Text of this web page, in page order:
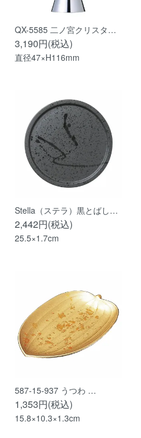
QX-5585 二ノ宮クリスタ…
3,190円(税込)
直径47×H116mm
Stella（ステラ）黒とばし…
2,442円(税込)
25.5×1.7cm
587-15-937 うつわ …
1,353円(税込)
15.8×10.3×1.3cm